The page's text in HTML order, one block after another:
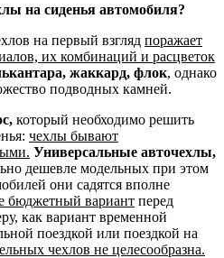
на сиденья автомобиля?
на первый взгляд поражает
их комбинаций и расцветок
жаккард, флок, однако
подводных камней.
который необходимо решить
чехлы бывают
Универсальные авточехлы,
дешевле модельных при этом
они садятся вполне
бюджетный вариант перед
как вариант временной
поездкой или поездкой на
чехлов не целесообразна.